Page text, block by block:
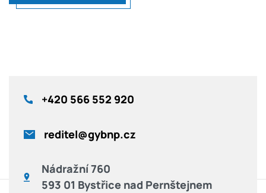
+420 566 552 920
reditel@gybnp.cz
Nádražní 760
593 01 Bystřice nad Pernštejnem